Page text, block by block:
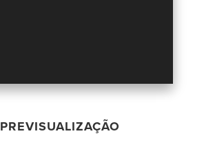
PREVISUALIZAÇÃO